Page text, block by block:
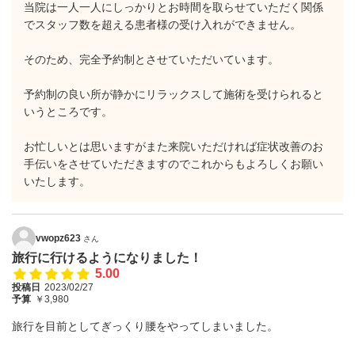
当院は一人一人にしっかりとお時間を取らせていただく関係
でスタッフ数を超える患者様の受け入れができません。
そのため、完全予約制とさせていただいています。
予約制の良い所が静かにリラックスして施術を受けられると
いうところです。
お忙しいとは思いますがまた来院いただければ症状改善のお
手伝いをさせていただきますのでこれからもよろしくお願い
いたします。
vwopz623 さん
旅行に行けるようになりました！
5.00
投稿日 2023/02/27
予算 ￥3,980
旅行を目前としてぎっくり腰をやってしまいました。